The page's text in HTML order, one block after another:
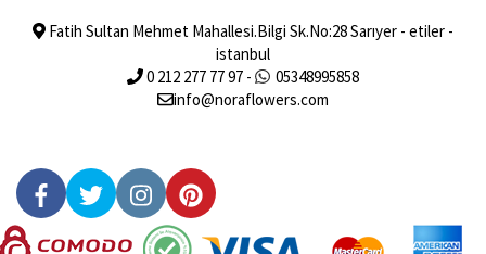
Fatih Sultan Mehmet Mahallesi.Bilgi Sk.No:28 Sarıyer - etiler -
istanbul
0 212 277 77 97 -
05348995858
info@noraflowers.com